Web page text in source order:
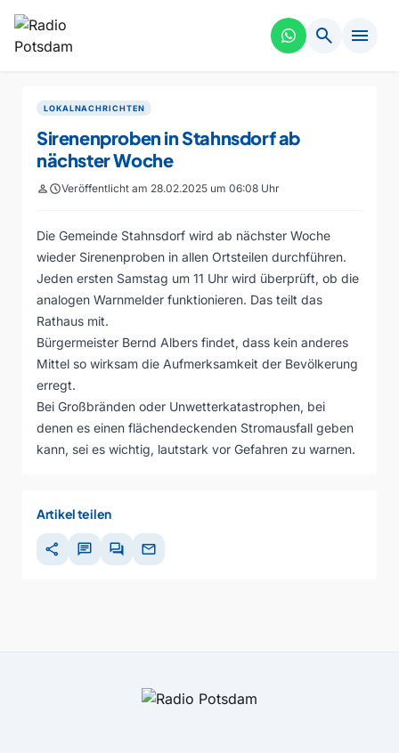
search menu
LOKALNACHRICHTEN
Sirenenproben in Stahnsdorf ab
nächster Woche
personscheduleVeröffentlicht am 28.02.2025 um 06:08 Uhr
Die Gemeinde Stahnsdorf wird ab nächster Woche
wieder Sirenenproben in allen Ortsteilen durchführen.
Jeden ersten Samstag um 11 Uhr wird überprüft, ob die
analogen Warnmelder funktionieren. Das teilt das
Rathaus mit.
Bürgermeister Bernd Albers findet, dass kein anderes
Mittel so wirksam die Aufmerksamkeit der Bevölkerung
erregt.
Bei Großbränden oder Unwetterkatastrophen, bei
denen es einen flächendeckenden Stromausfall geben
kann, sei es wichtig, lautstark vor Gefahren zu warnen.
Artikel teilen
share chat forum mail